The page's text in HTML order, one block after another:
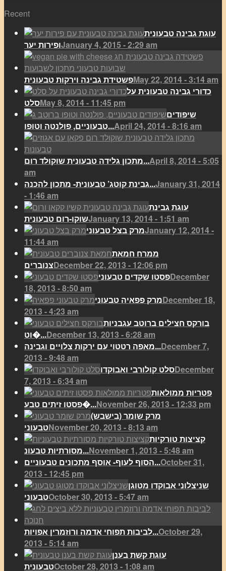
Recent
עוגת גבינה טבעונית
ופירות יערJanuary 4, 2015 - 2:29 am
פשטידת גבינה וירקות טבעוניתMay 22, 2014 - 3:14 am
כדורי גבינה טבעונית על
סלטMay 8, 2014 - 11:45 pm
שיפודים
טבעוניים, פולנטה וטופו...April 24, 2014 - 8:16 am
מתכון גלידה טבעונית שוקולד רום...April 8, 2014 - 5:05
am
גבינת קוטג’ טבעונית- מתכון להכנה...January 31, 2014
- 1:46 am
עוגת גבינת
שוקו-רום טבעוניתJanuary 13, 2014 - 1:51 am
מרק בצל טבעוניJanuary 12, 2014 -
11:44 am
ממרח חמאת
צנובריםDecember 22, 2013 - 12:06 pm
פסטו שקדים טבעוניDecember
18, 2013 - 8:50 am
מרק פפאיה טבעוניDecember 18,
2013 - 4:23 am
בורקס חצילים ברוטב עגבניות
וט�...December 13, 2013 - 6:28 am
מאפה רטטוי עם ירקות צלויים וגבינה...December 7,
2013 - 9:48 am
סלט קולורבי ואבוקדוDecember
7, 2013 - 6:34 am
פטריות ממולאות
פסטו זיתים טבע�...November 26, 2013 - 12:33 pm
מרק שומר (בישבש)
טבעוניNovember 20, 2013 - 8:13 am
קציצות טורקיות
מסורתיות טבעונ...November 1, 2013 - 5:48 am
הסוף לעוף- אוסף מתכונים טבעוניים...October 31,
2013 - 12:45 pm
שניצלוני אבוקדו מטוגן
טבעוניOctober 30, 2013 - 5:47 am
לביבות תפוחי אדמה ורוזמרין אפויות...October 29,
2013 - 5:14 am
עוגת קשת בענן
טבעוניתOctober 28, 2013 - 1:08 am